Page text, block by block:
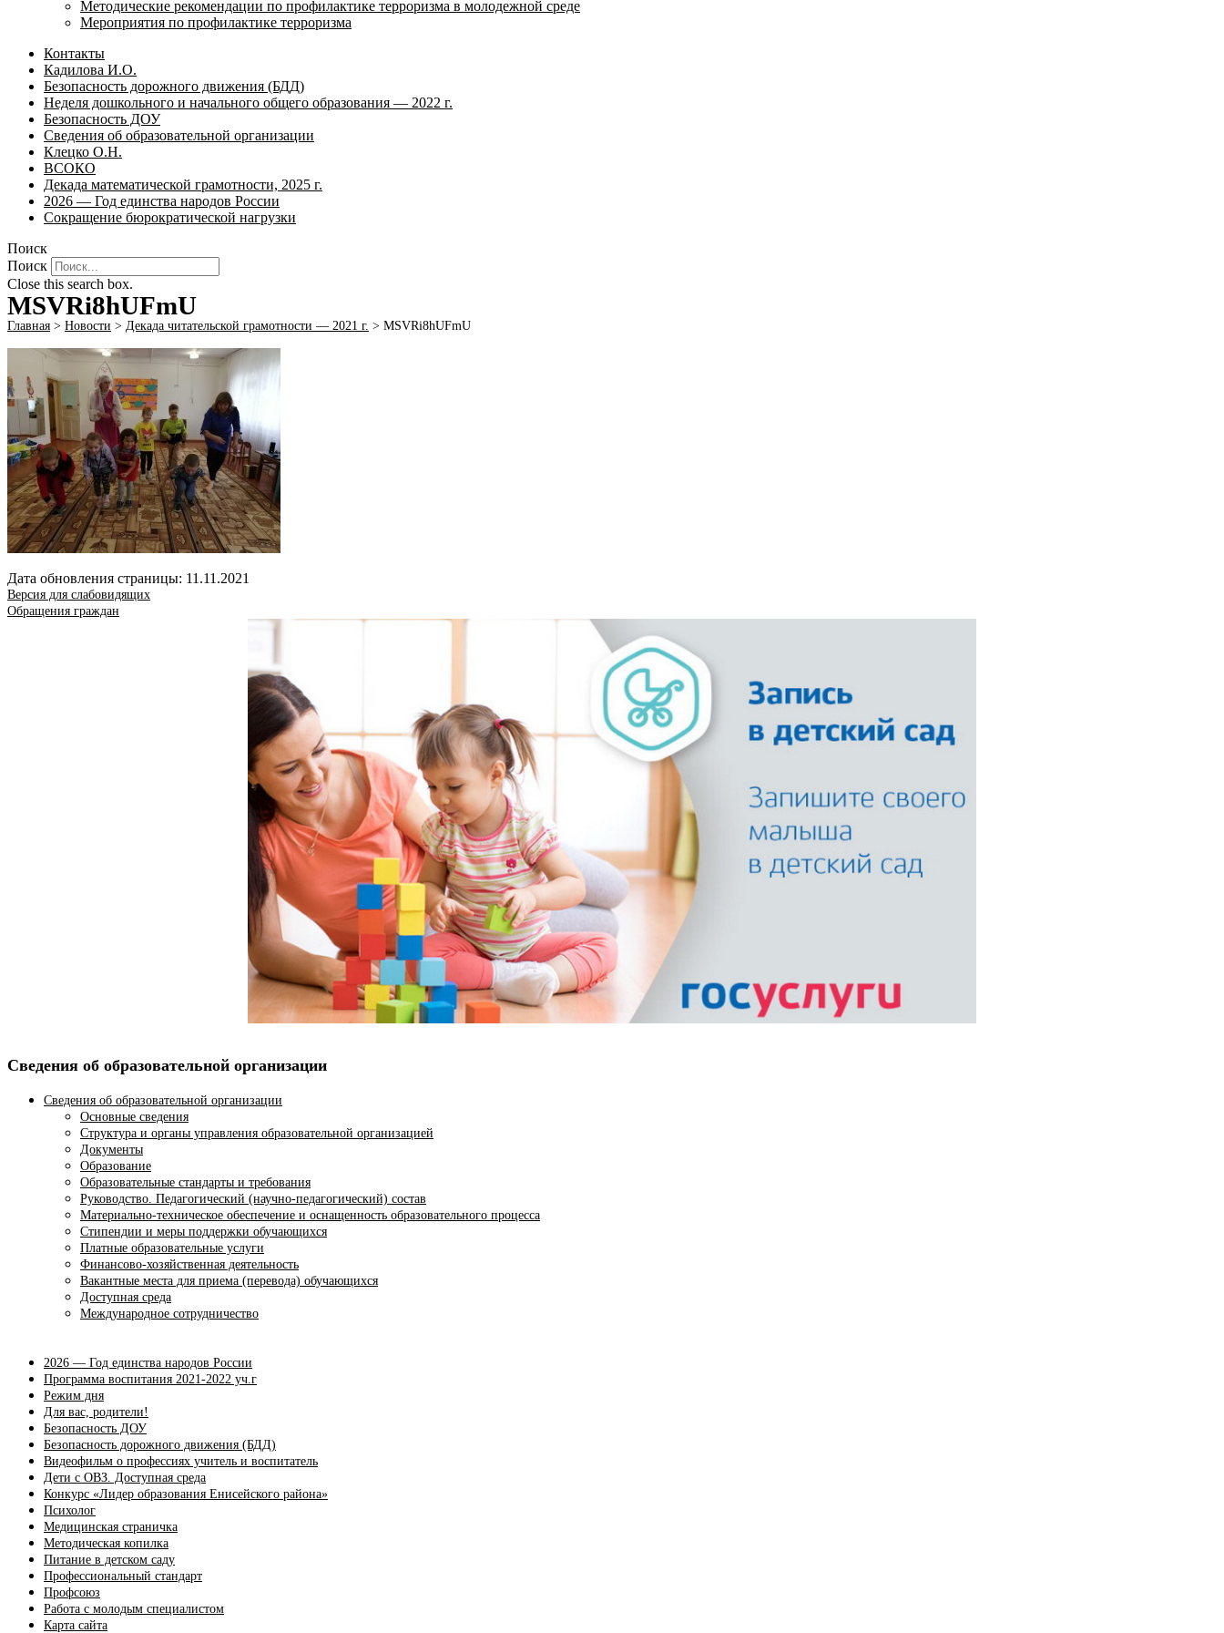
Методические рекомендации по профилактике терроризма в молодежной среде
Мероприятия по профилактике терроризма
Контакты
Кадилова И.О.
Безопасность дорожного движения (БДД)
Неделя дошкольного и начального общего образования — 2022 г.
Безопасность ДОУ
Сведения об образовательной организации
Клецко О.Н.
ВСОКО
Декада математической грамотности, 2025 г.
2026 — Год единства народов России
Сокращение бюрократической нагрузки
Поиск
Поиск
Close this search box.
MSVRi8hUFmU
Главная > Новости > Декада читательской грамотности — 2021 г. > MSVRi8hUFmU
Дата обновления страницы: 11.11.2021
Версия для слабовидящих
Обращения граждан
Сведения об образовательной организации
Сведения об образовательной организации
Основные сведения
Структура и органы управления образовательной организацией
Документы
Образование
Образовательные стандарты и требования
Руководство. Педагогический (научно-педагогический) состав
Материально-техническое обеспечение и оснащенность образовательного процесса
Стипендии и меры поддержки обучающихся
Платные образовательные услуги
Финансово-хозяйственная деятельность
Вакантные места для приема (перевода) обучающихся
Доступная среда
Международное сотрудничество
2026 — Год единства народов России
Программа воспитания 2021-2022 уч.г
Режим дня
Для вас, родители!
Безопасность ДОУ
Безопасность дорожного движения (БДД)
Видеофильм о профессиях учитель и воспитатель
Дети с ОВЗ. Доступная среда
Конкурс «Лидер образования Енисейского района»
Психолог
Медицинская страничка
Методическая копилка
Питание в детском саду
Профессиональный стандарт
Профсоюз
Работа с молодым специалистом
Карта сайта